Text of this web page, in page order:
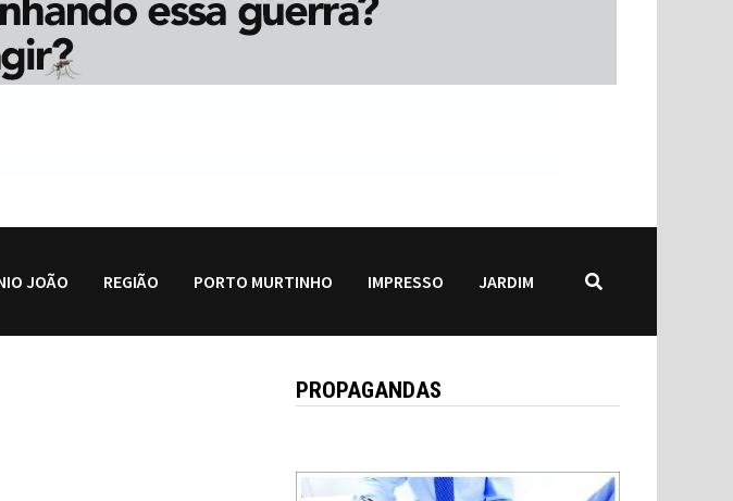
JOÃO REGIÃO PORTO MURTINHO IMPRESSO JARDIM
PROPAGANDAS